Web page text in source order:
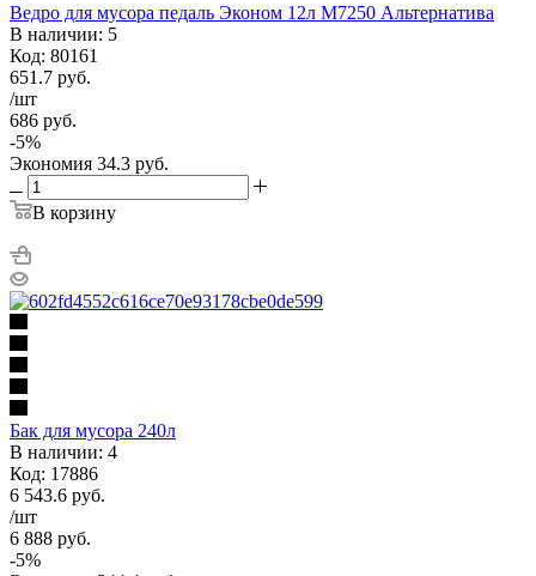
Ведро для мусора педаль Эконом 12л М7250 Альтернатива
В наличии: 5
Код: 80161
651.7 руб.
/шт
686 руб.
-5%
Экономия 34.3 руб.
В корзину
Бак для мусора 240л
В наличии: 4
Код: 17886
6 543.6 руб.
/шт
6 888 руб.
-5%